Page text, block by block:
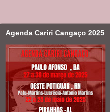
Agenda Cariri Cangaço 2025